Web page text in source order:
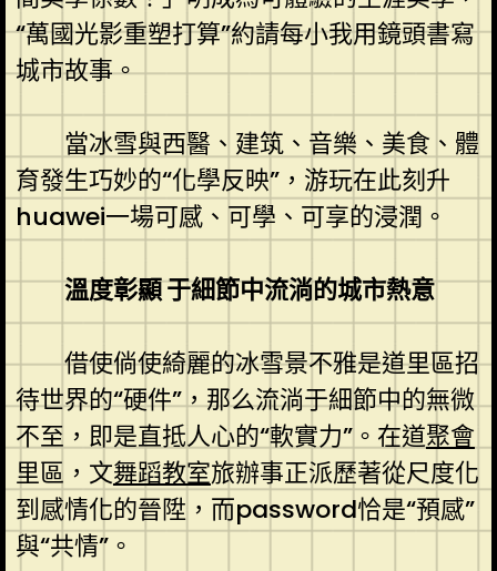
“萬國光影重塑打算”約請每小我用鏡頭書寫
城市故事。
當冰雪與西醫、建筑、音樂、美食、體
育發生巧妙的“化學反映”，游玩在此刻升
huawei一場可感、可學、可享的浸潤。
溫度彰顯 于細節中流淌的城市熱意
借使倘使綺麗的冰雪景不雅是道里區招
待世界的“硬件”，那么流淌于細節中的無微
不至，即是直抵人心的“軟實力”。在道聚會
里區，文舞蹈教室旅辦事正派歷著從尺度化
到感情化的晉陞，而password恰是“預感”
與“共情”。